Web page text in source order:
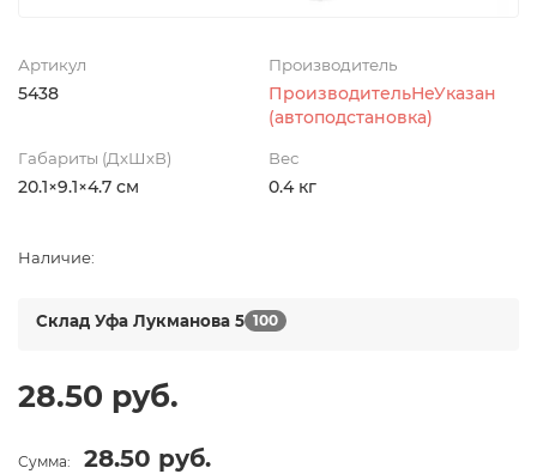
Артикул
5438
Производитель
ПроизводительНеУказан
(автоподстановка)
Габариты (ДхШхВ)
20.1×9.1×4.7 см
Вес
0.4 кг
Наличие:
Склад Уфа Лукманова 5 100
28.50 руб.
Сумма: 28.50 руб.